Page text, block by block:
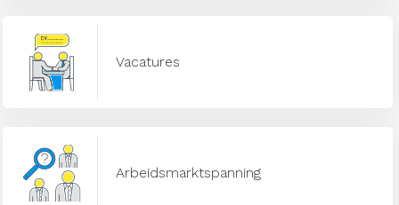
Vacatures
Arbeidsmarktspanning